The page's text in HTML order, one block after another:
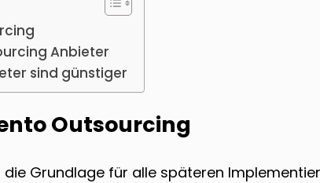
Anbieter
sind günstiger
Outsourcing
die Grundlage für alle späteren